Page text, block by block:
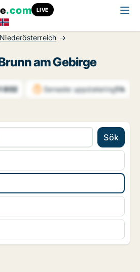
.com LIVE
Niederösterreich
am Gebirge
802 Senaste uppdatering1 h
Sök